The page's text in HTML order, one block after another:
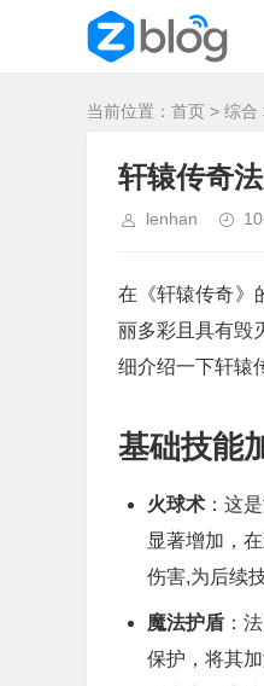
当前位置： 首页 > 综合
轩辕传奇
lenhan
在《轩辕传奇》
丽多彩且具有毁
细介绍一下轩辕
基础技能
火球术 ：这
显著增加，
伤害,为后续
魔法护盾 ：
保护，将其